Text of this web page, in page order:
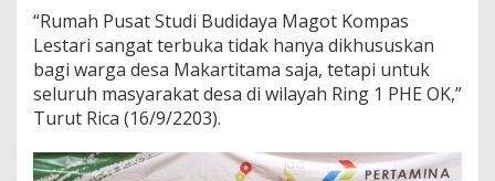
“Rumah Pusat Studi Budidaya Magot Kompas
Lestari sangat terbuka tidak hanya dikhususkan
bagi warga desa Makartitama saja, tetapi untuk
seluruh masyarakat desa di wilayah Ring 1 PHE OK,”
Turut Rica (16/9/2203).